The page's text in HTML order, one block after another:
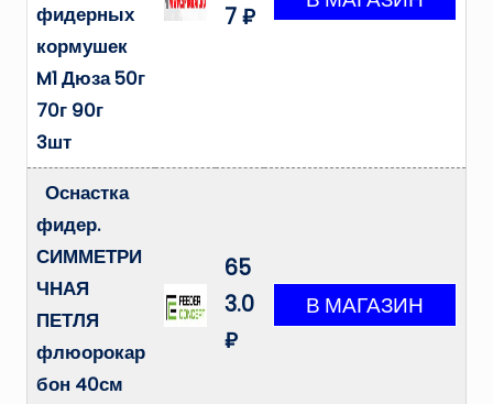
фидерных
кормушек
M1 Дюза 50г
70г 90г
3шт
7 ₽
Оснастка
фидер.
СИММЕТРИ
ЧНАЯ
ПЕТЛЯ
флюорокар
бон 40см
65
3.0
₽